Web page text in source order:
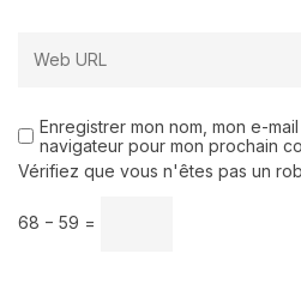
Enregistrer mon nom, mon e-
navigateur pour mon prochain
Vérifiez que vous n'êtes pas un
68 − 59 =